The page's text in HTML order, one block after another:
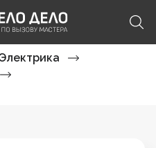
Электрика